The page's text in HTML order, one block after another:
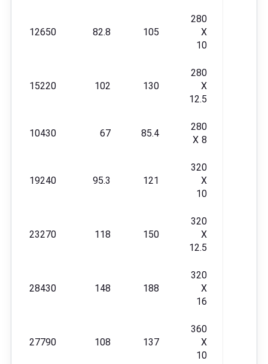
280
X
10
105
82.8
12650
280
X
12.5
130
102
15220
280
X 8
85.4
67
10430
320
X
10
121
95.3
19240
320
X
12.5
150
118
23270
320
X
16
188
148
28430
360
X
10
137
108
27790